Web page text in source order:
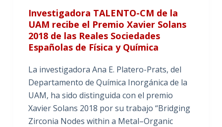
Investigadora TALENTO-CM de la
UAM recibe el Premio Xavier Solans
2018 de las Reales Sociedades
Españolas de Física y Química
La investigadora Ana E. Platero-Prats, del
Departamento de Química Inorgánica de la
UAM, ha sido distinguida con el premio
Xavier Solans 2018 por su trabajo “Bridging
Zirconia Nodes within a Metal–Organic